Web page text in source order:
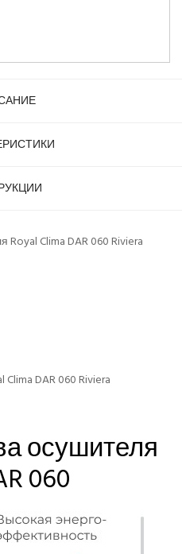
Clima DAR 060 Riviera
DAR 060 Riviera
осушителя
060